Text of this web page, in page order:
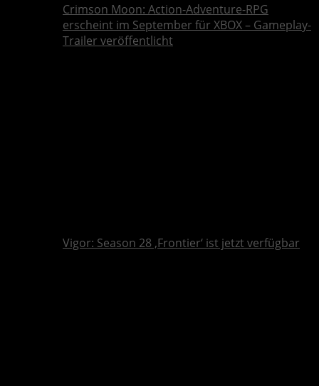
Crimson Moon: Action-Adventure-RPG
erscheint im September für XBOX – Gameplay-
Trailer veröffentlicht
Vigor: Season 28 ‚Frontier‘ ist jetzt verfügbar